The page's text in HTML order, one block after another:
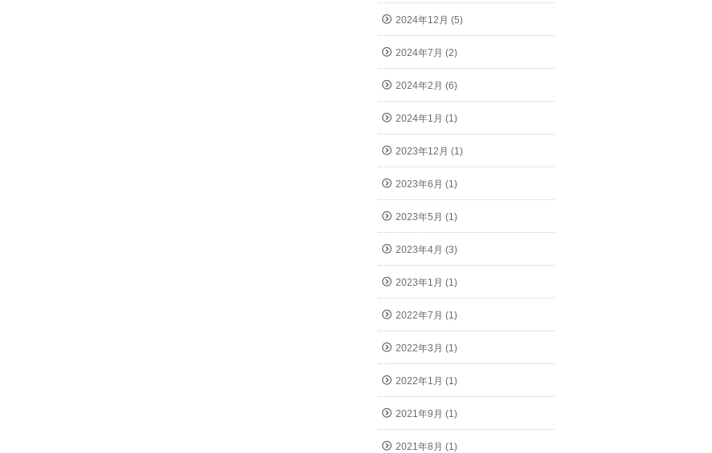
2024年12月 (5)
2024年7月 (2)
2024年2月 (6)
2024年1月 (1)
2023年12月 (1)
2023年6月 (1)
2023年5月 (1)
2023年4月 (3)
2023年1月 (1)
2022年7月 (1)
2022年3月 (1)
2022年1月 (1)
2021年9月 (1)
2021年8月 (1)